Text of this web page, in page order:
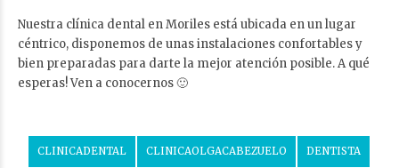
Nuestra clínica dental en Moriles está ubicada en un lugar
céntrico, disponemos de unas instalaciones confortables y
bien preparadas para darte la mejor atención posible. A qué
esperas! Ven a conocernos 🙂
CLINICADENTAL CLINICAOLGACABEZUELO DENTISTA